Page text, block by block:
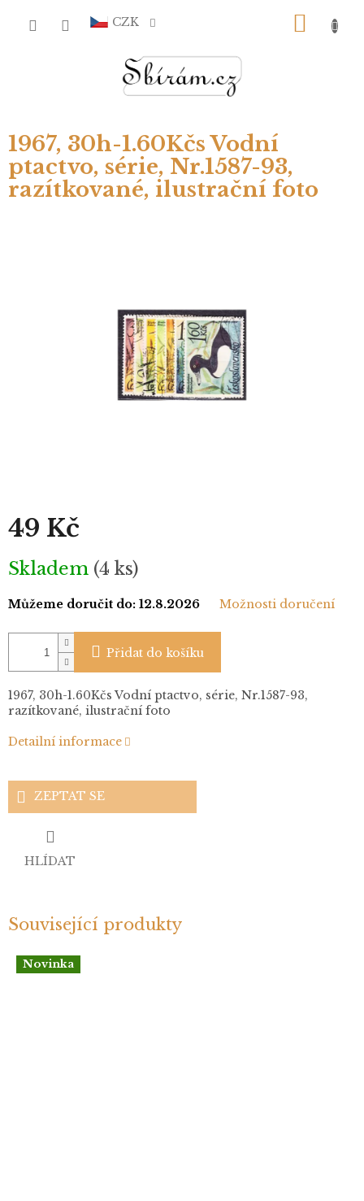
CZK
1967, 30h-1.60Kčs Vodní
ptactvo, série, Nr.1587-93,
razítkované, ilustrační foto
49 Kč
Měrná
cena:
Skladem (4 ks)
Můžeme doručit do: 12.8.2026 Možnosti doručení
Přidat do košíku
1967, 30h-1.60Kčs Vodní ptactvo, série, Nr.1587-93,
razítkované, ilustrační foto
Detailní informace
ZEPTAT SE
HLÍDAT
Související produkty
Novinka